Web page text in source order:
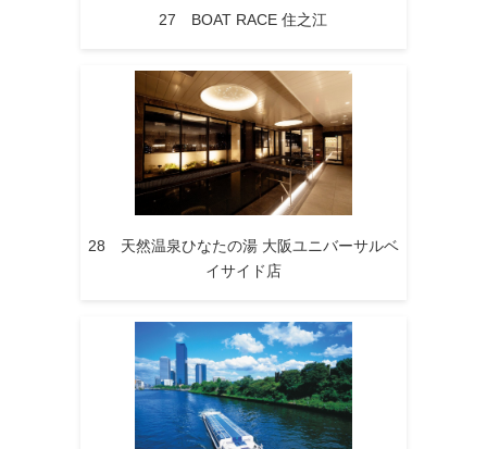
27 BOAT RACE 住之江
28 天然温泉ひなたの湯 大阪ユニバーサルベ
イサイド店